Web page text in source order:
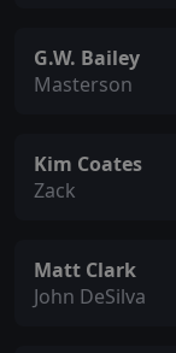
G.W. Bailey
Masterson
Kim Coates
Zack
Matt Clark
John DeSilva